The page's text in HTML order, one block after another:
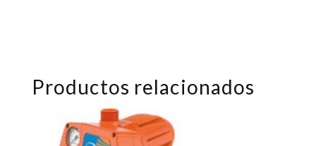
Productos relacionados